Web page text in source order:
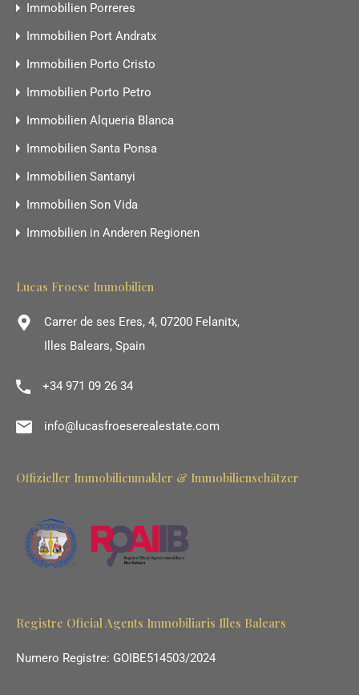
Immobilien Porreres
Immobilien Port Andratx
Immobilien Porto Cristo
Immobilien Porto Petro
Immobilien Alqueria Blanca
Immobilien Santa Ponsa
Immobilien Santanyi
Immobilien Son Vida
Immobilien in Anderen Regionen
Lucas Froese Immobilien
Carrer de ses Eres, 4, 07200 Felanitx,
Illes Balears, Spain
+34 971 09 26 34
info@lucasfroeserealestate.com
Offizieller Immobilienmakler & Immobilienschätzer
Registre Oficial Agents Immobiliaris Illes Balears
Numero Registre: GOIBE514503/2024